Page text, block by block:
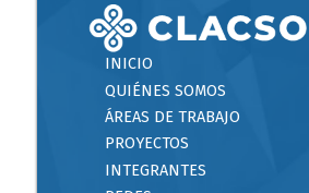
INICIO
QUIÉNES SOMOS
ÁREAS DE TRABAJO
PROYECTOS
INTEGRANTES